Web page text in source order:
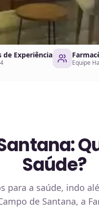
de Experiência
Equipe
Saúde?
a saúde, indo
de Santana, a